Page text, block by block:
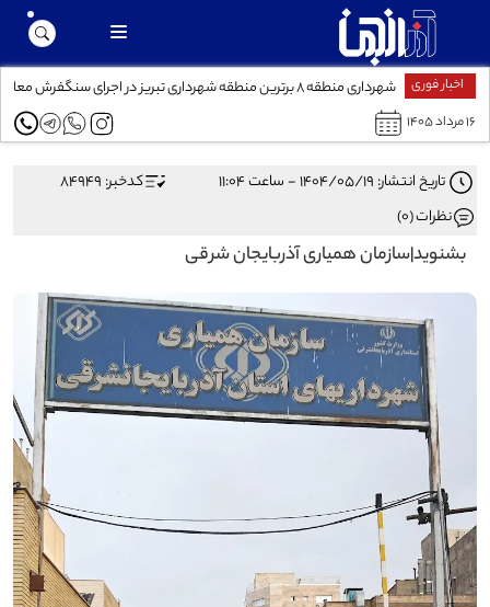
اخبار فوری شهرداری منطقه ۸ برترین منطقه شهرداری تبریز در اجرای سنگفرش معابر
۱۶ مرداد ۱۴۰۵
تاریخ انتشار: ۱۴۰۴/۰۵/۱۹ - ساعت ۱۱:۰۴
کدخبر: 84949
نظرات (0)
بشنوید|سازمان همیاری آذربایجان شرقی